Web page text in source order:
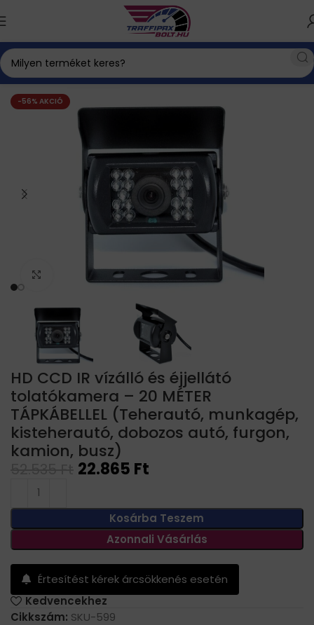
Tolatóradar és tolatókamera Teherautó tolatókamera
-56% AKCIÓ
Click to enlarge
HD CCD IR vízálló és éjjellátó
tolatókamera – 20 MÉTER
TÁPKÁBELLEL (Teherautó, munkagép,
kisteherautó, dobozos autó, furgon,
kamion, busz)
22.865 Ft
Kosárba Teszem
Azonnali Vásárlás
Értesítést kérek árcsökkenés esetén
Kedvencekhez
Cikkszám: SKU-599